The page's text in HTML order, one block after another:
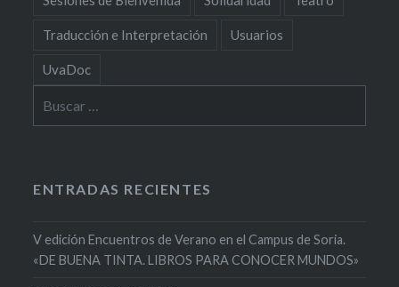
Traducción e Interpretación Usuarios
UvaDoc
ENTRADAS RECIENTES
V edición Encuentros de Verano en el Campus de Soria.
«DE BUENA TINTA. LIBROS PARA CONOCER MUNDOS»